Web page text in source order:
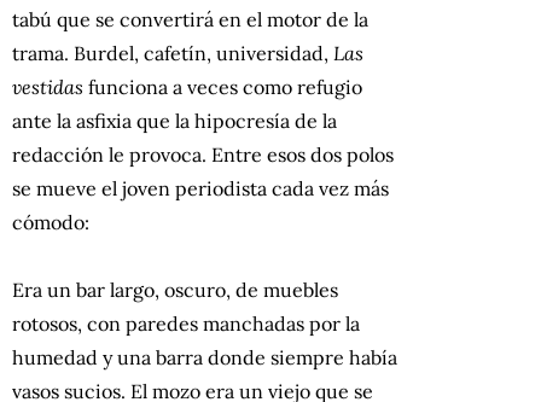
tabú que se convertirá en el motor de la
trama. Burdel, cafetín, universidad, Las
vestidas funciona a veces como refugio
ante la asfixia que la hipocresía de la
redacción le provoca. Entre esos dos polos
se mueve el joven periodista cada vez más
cómodo:
Era un bar largo, oscuro, de muebles
rotosos, con paredes manchadas por la
humedad y una barra donde siempre había
vasos sucios. El mozo era un viejo que se